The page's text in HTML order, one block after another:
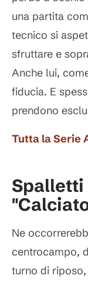
una partita
tecnico si
sfruttare e
Anche lui,
fiducia. E
prendono
Tutta la Serie
Spalletti
Ne
centrocampo,
turno di